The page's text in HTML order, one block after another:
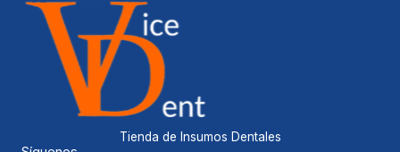
Tienda de Insumos Dentales